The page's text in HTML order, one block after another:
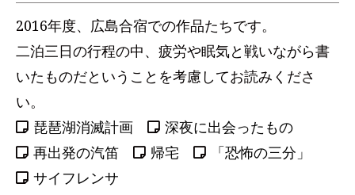
2016年度、広島合宿での作品たちです。
二泊三日の行程の中、疲労や眠気と戦いながら書
いたものだということを考慮してお読みくださ
い。
琵琶湖消滅計画
深夜に出会ったもの
再出発の汽笛
帰宅
「恐怖の三分」
サイフレンサ